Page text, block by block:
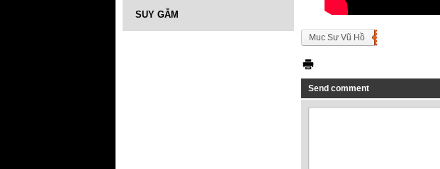
SUY GẪM
Muc Sư Vũ Hồ
Send comment